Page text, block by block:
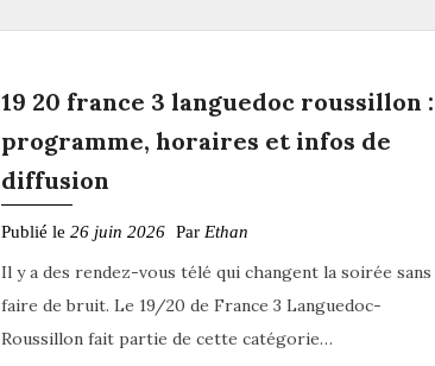
19 20 france 3 languedoc roussillon :
programme, horaires et infos de
diffusion
Publié le 26 juin 2026 Par Ethan
Il y a des rendez-vous télé qui changent la soirée sans
faire de bruit. Le 19/20 de France 3 Languedoc-
Roussillon fait partie de cette catégorie…